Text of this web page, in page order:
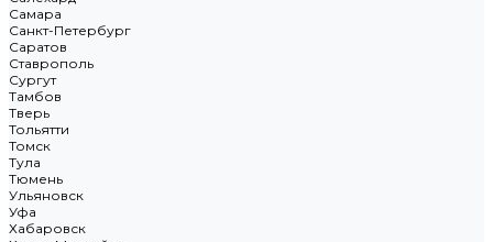
Самара
Санкт-Петербург
Саратов
Ставрополь
Сургут
Тамбов
Тверь
Тольятти
Томск
Тула
Тюмень
Ульяновск
Уфа
Хабаровск